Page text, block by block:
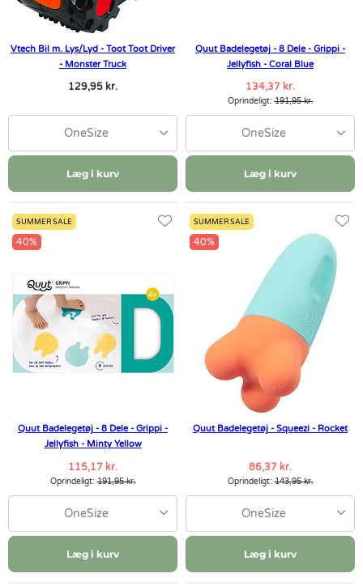
Vtech Bil m. Lys/Lyd - Toot Toot Driver
- Monster Truck
129,95 kr.
OneSize
Læg i kurv
Quut Badelegetøj - 8 Dele - Grippi -
Jellyfish - Coral Blue
134,37 kr.
Oprindeligt:191,95 kr.
OneSize
Læg i kurv
SUMMER SALE
40%
Quut Badelegetøj - 8 Dele - Grippi -
Jellyfish - Minty Yellow
115,17 kr.
Oprindeligt:191,95 kr.
OneSize
Læg i kurv
SUMMER SALE
40%
Quut Badelegetøj - Squeezi - Rocket
86,37 kr.
Oprindeligt:143,95 kr.
OneSize
Læg i kurv